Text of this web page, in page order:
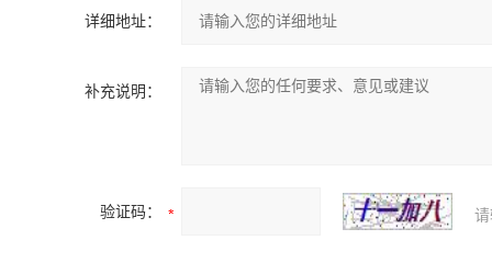
详细地址：
补充说明：
验证码：